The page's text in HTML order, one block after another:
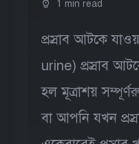
1 min read
প্রস্রাব আটকে
urine) প্রস্রাব
হল মূত্রাশয়
বা আপনি যখন